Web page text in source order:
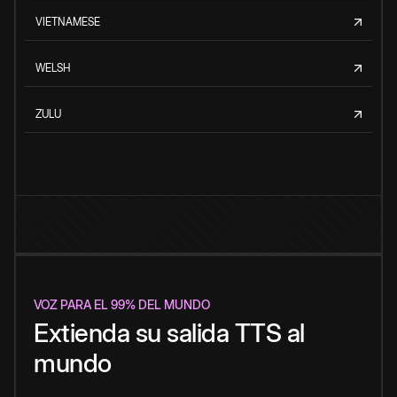
VIETNAMESE
WELSH
ZULU
VOZ PARA EL 99% DEL MUNDO
Extienda su salida TTS al
mundo